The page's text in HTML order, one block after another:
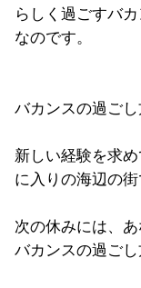
らしく過ごすバ
なのです。
バカンスの過ごし
新しい経験を求
に入りの海辺の街
次の休みには、
バカンスの過ごし